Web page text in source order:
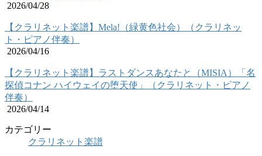
2026/04/28
【クラリネット楽譜】Mela!（緑黄色社会）（クラリネッ
ト・ピアノ伴奏）
2026/04/16
【クラリネット楽譜】ラストダンスあなたと（MISIA）「名
探偵コナン ハイウェイの堕天使」（クラリネット・ピアノ
伴奏）
2026/04/14
カテゴリー
クラリネット楽譜